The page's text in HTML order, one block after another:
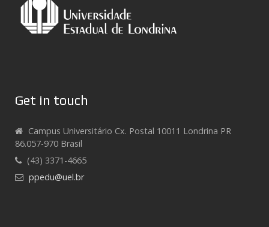
Get in touch
Campus Universitário Cx. Postal 10011 Londrina PR
86.057-970 Brasil
(43) 3371-4665
ppedu@uel.br